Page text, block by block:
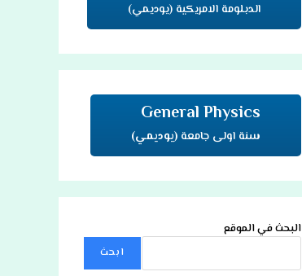
الدبلومة الامريكية (يوديمي)
General Physics
سنة اولى جامعة (يوديمي)
البحث في الموقع
ابحث